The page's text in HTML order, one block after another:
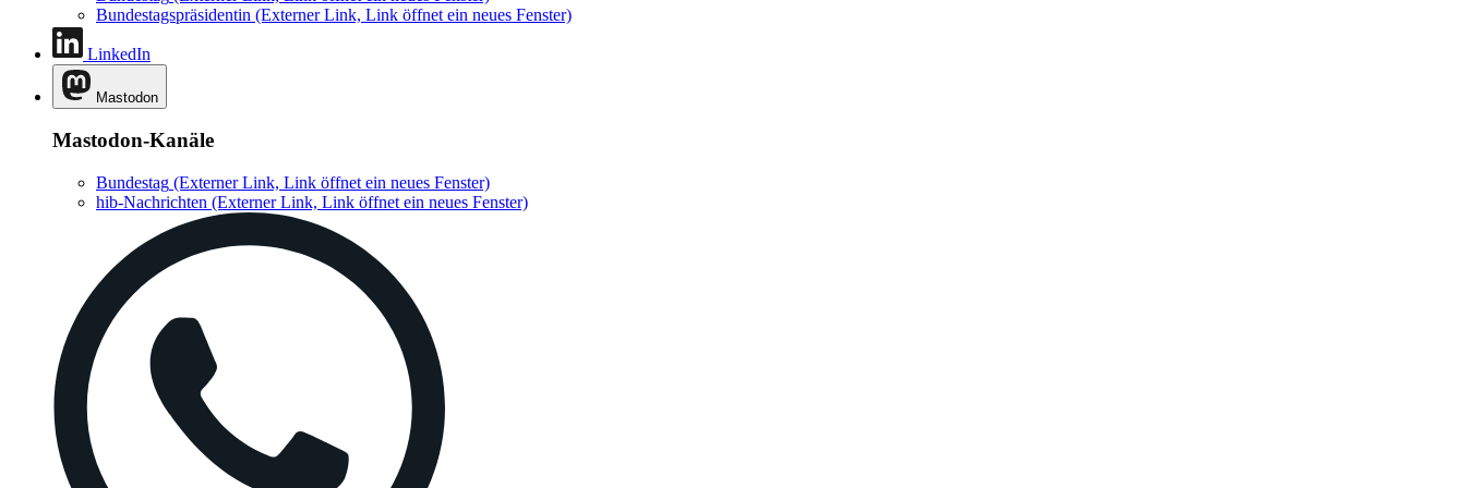
Bundestagspräsidentin (Externer Link, Link öffnet ein neues Fenster)
LinkedIn
Mastodon
Mastodon-Kanäle
Bundestag (Externer Link, Link öffnet ein neues Fenster)
hib-Nachrichten (Externer Link, Link öffnet ein neues Fenster)